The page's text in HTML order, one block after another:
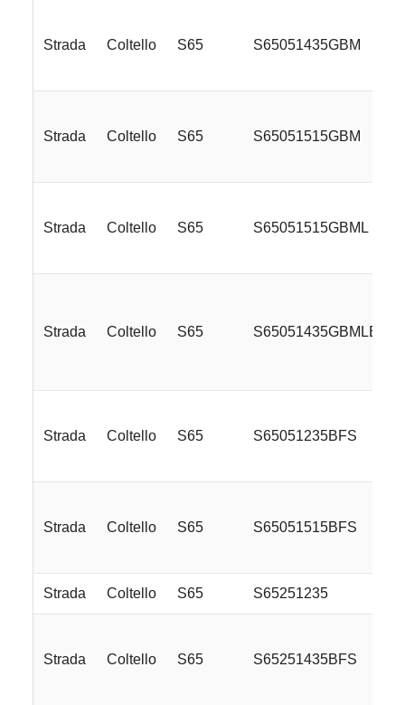
Strada Coltello S65 S65051435GBM
Strada Coltello S65 S65051515GBM
Strada Coltello S65 S65051515GBML
Strada Coltello S65 S65051435GBMLE
Strada Coltello S65 S65051235BFS
Strada Coltello S65 S65051515BFS
Strada Coltello S65 S65251235
Strada Coltello S65 S65251435BFS